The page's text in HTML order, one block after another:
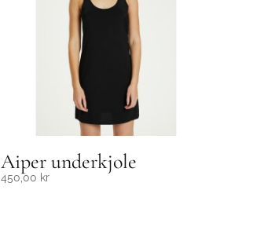
Aiper underkjole
450,00 kr